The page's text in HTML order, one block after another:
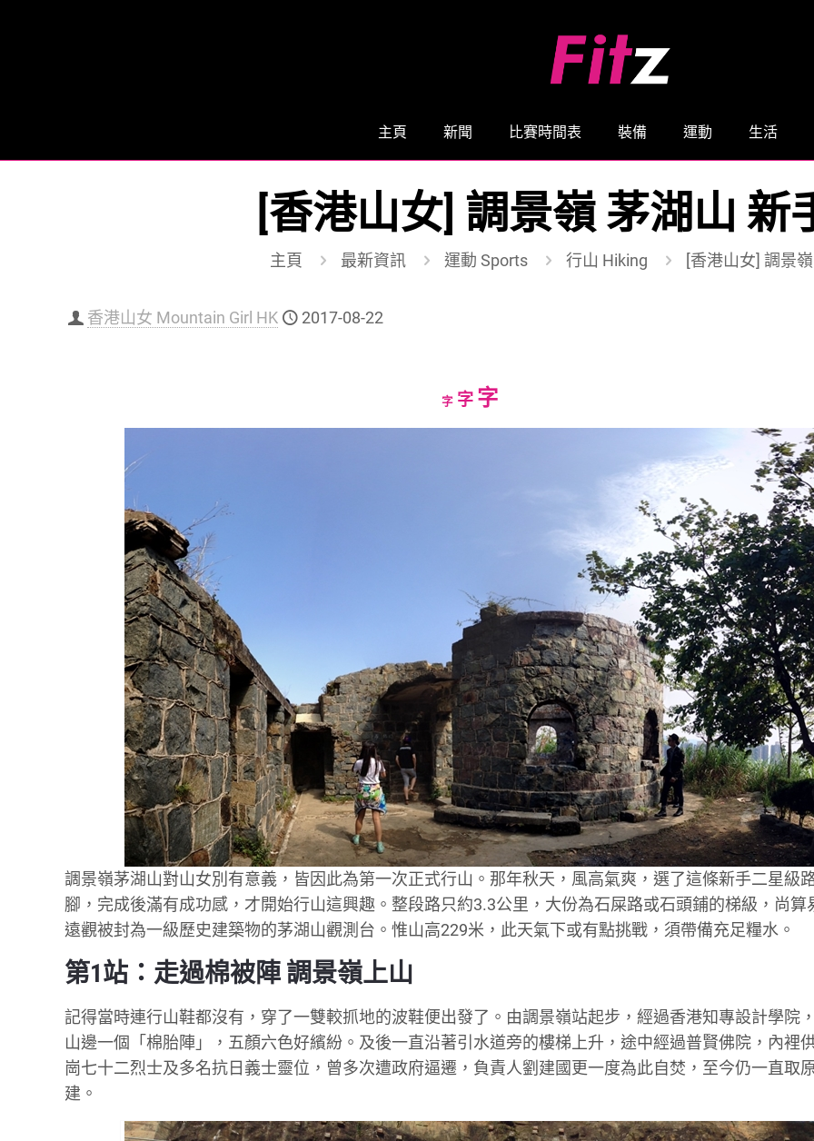
主頁 新聞 比賽時間表 裝備 運動 生活
[香港山女] 調景嶺 茅湖山 新
主頁 最新資訊 運動 Sports 行山 Hiking [香港山女] 調景
香港山女 Mountain Girl HK 2017-08-22
字Decrease
字Reset
字Increase
font
調景嶺茅湖山對山女別有意義，皆因此為第一次正式行山。那年秋天，風高氣爽，選了這條新手二星級
腳，完成後滿有成功感，才開始行山這興趣。整段路只約3.3公里，大份為石屎路或石頭鋪的梯級，尚算
遠觀被封為一級歷史建築物的茅湖山觀測台。惟山高229米，此天氣下或有點挑戰，須帶備充足糧水。
第1站：走過棉被陣 調景嶺上山
記得當時連行山鞋都沒有，穿了一雙較抓地的波鞋便出發了。由調景嶺站起步，經過香港知專設計學院
山邊一個「棉胎陣」，五顏六色好繽紛。及後一直沿著引水道旁的樓梯上升，途中經過普賢佛院，內裡
崗七十二烈士及多名抗日義士靈位，曾多次遭政府逼遷，負責人劉建國更一度為此自焚，至今仍一直取
建。